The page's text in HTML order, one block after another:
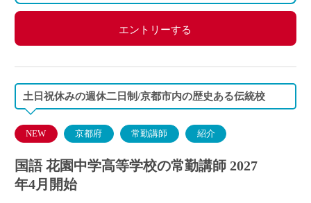
エントリーする
土日祝休みの週休二日制/京都市内の歴史ある伝統校
NEW 京都府 常勤講師 紹介
国語 花園中学高等学校の常勤講師 2027
年4月開始